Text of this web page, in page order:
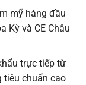
mỹ hàng đầu
Kỳ và CE Châu
trực tiếp từ
tiêu chuẩn cao